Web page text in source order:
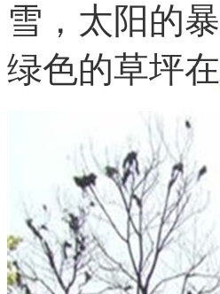
雪，太阳的
绿色的草坪在